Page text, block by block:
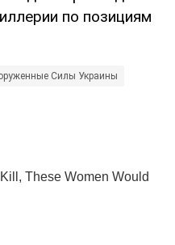
по позициям
Силы Украины